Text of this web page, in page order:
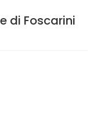
di Foscarini